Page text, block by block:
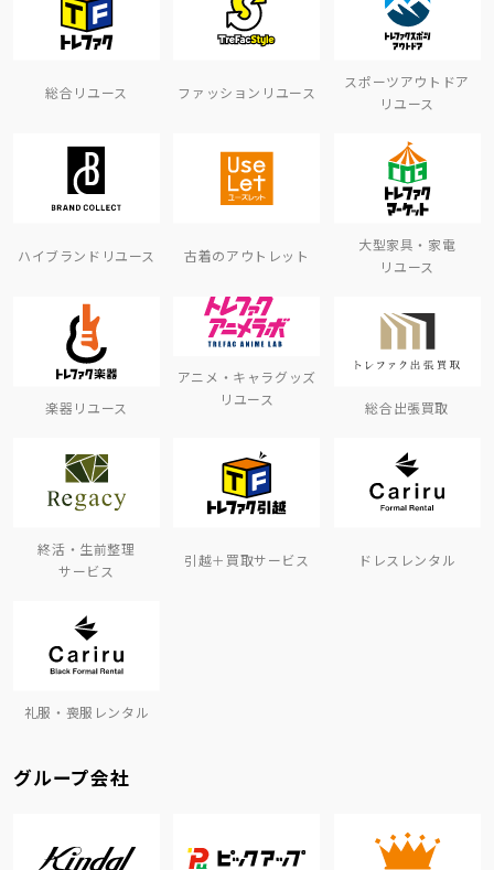
総合リユース ファッションリユース
スポーツアウトドア
リユース
ハイブランドリユース 古着のアウトレット
大型家具・家電
リユース
楽器リユース
アニメ・キャラグッズ
リユース
総合出張買取
終活・生前整理
サービス
引越＋買取サービス ドレスレンタル
礼服・喪服レンタル
グループ会社